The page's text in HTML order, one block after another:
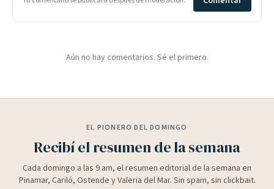
Aún no hay comentarios. Sé el primero.
EL PIONERO DEL DOMINGO
Recibí el resumen de la semana
Cada domingo a las 9 am, el resumen editorial de la semana en
Pinamar, Cariló, Ostende y Valeria del Mar. Sin spam, sin clickbait.